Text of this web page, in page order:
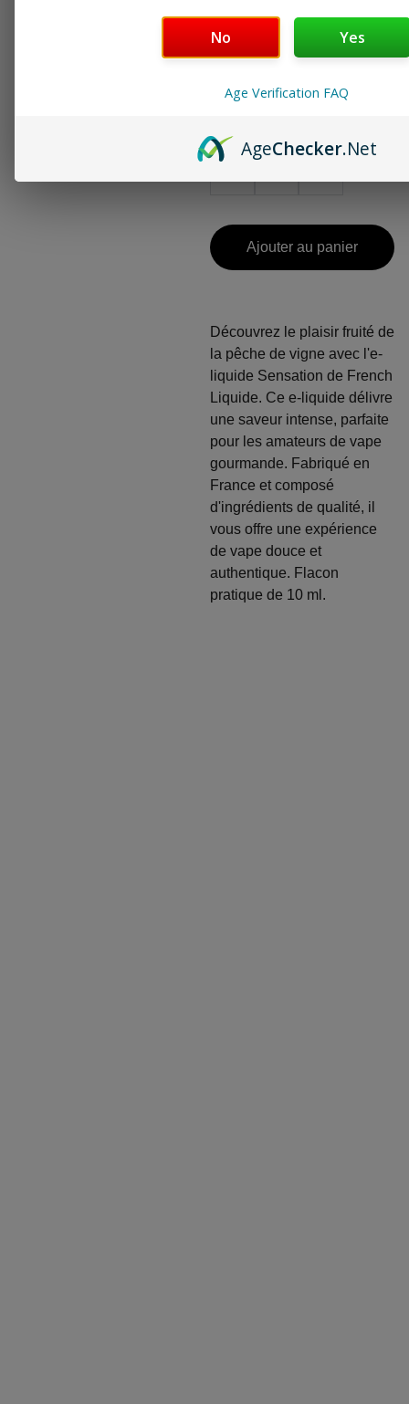
€5.90 €3.30
Ajouter au panier
Découvrez le plaisir fruité de
la pêche de vigne avec l'e-
liquide Sensation de French
Liquide. Ce e-liquide délivre
une saveur intense, parfaite
pour les amateurs de vape
gourmande. Fabriqué en
France et composé
d'ingrédients de qualité, il
vous offre une expérience
de vape douce et
authentique. Flacon
pratique de 10 ml.
No Yes
Age Verification FAQ
AgeChecker.Net